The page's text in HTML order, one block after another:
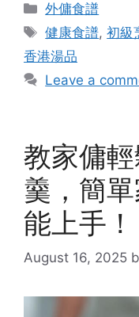
Categories
外傭食譜
Tags
健康食譜,初級
香港湯品
Leave a
教家傭
羹，簡
能上手
August 16, 2025